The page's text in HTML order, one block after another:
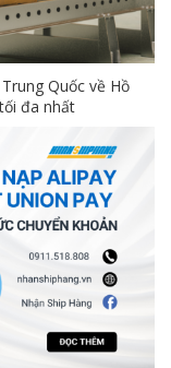
Quốc về Hồ
đa nhất